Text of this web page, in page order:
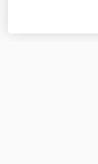
Copyright ©2015-